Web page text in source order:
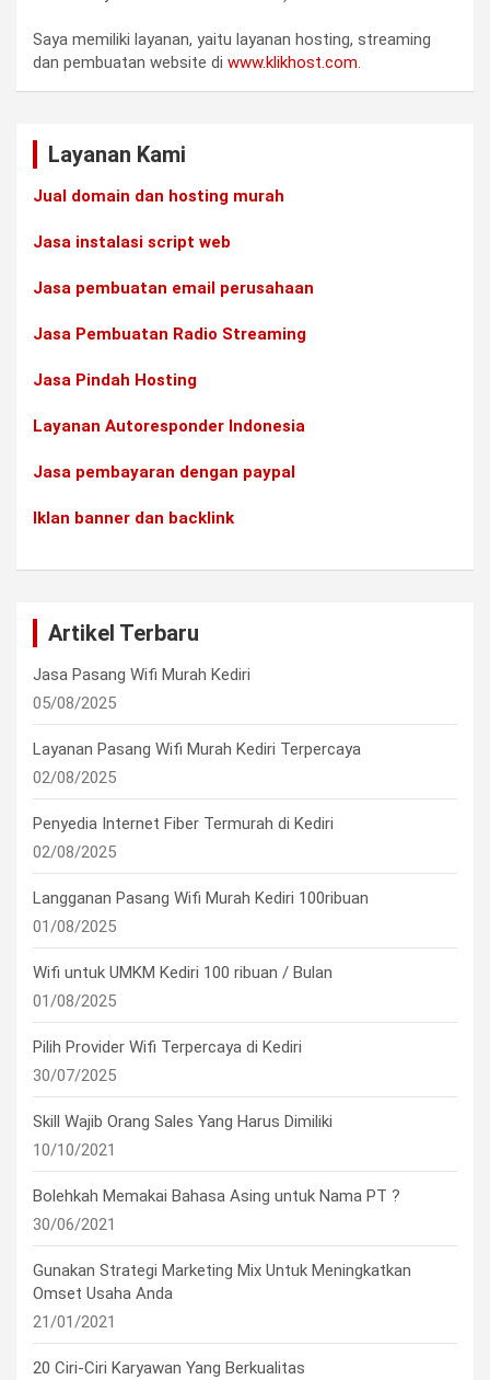
Saya memiliki layanan, yaitu layanan hosting, streaming
dan pembuatan website di www.klikhost.com.
Layanan Kami
Jual domain dan hosting murah
Jasa instalasi script web
Jasa pembuatan email perusahaan
Jasa Pembuatan Radio Streaming
Jasa Pindah Hosting
Layanan Autoresponder Indonesia
Jasa pembayaran dengan paypal
Iklan banner dan backlink
Artikel Terbaru
Jasa Pasang Wifi Murah Kediri
05/08/2025
Layanan Pasang Wifi Murah Kediri Terpercaya
02/08/2025
Penyedia Internet Fiber Termurah di Kediri
02/08/2025
Langganan Pasang Wifi Murah Kediri 100ribuan
01/08/2025
Wifi untuk UMKM Kediri 100 ribuan / Bulan
01/08/2025
Pilih Provider Wifi Terpercaya di Kediri
30/07/2025
Skill Wajib Orang Sales Yang Harus Dimiliki
10/10/2021
Bolehkah Memakai Bahasa Asing untuk Nama PT ?
30/06/2021
Gunakan Strategi Marketing Mix Untuk Meningkatkan
Omset Usaha Anda
21/01/2021
20 Ciri-Ciri Karyawan Yang Berkualitas